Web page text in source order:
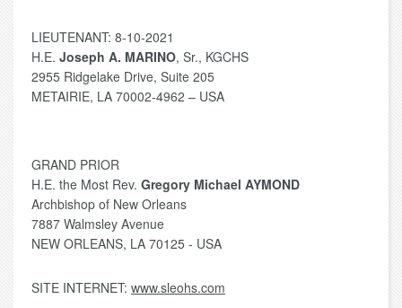
LIEUTENANT: 8-10-2021
H.E. Joseph A. MARINO, Sr., KGCHS
2955 Ridgelake Drive, Suite 205
METAIRIE, LA 70002-4962 – USA
GRAND PRIOR
H.E. the Most Rev. Gregory Michael AYMOND
Archbishop of New Orleans
7887 Walmsley Avenue
NEW ORLEANS, LA 70125 - USA
SITE INTERNET: www.sleohs.com